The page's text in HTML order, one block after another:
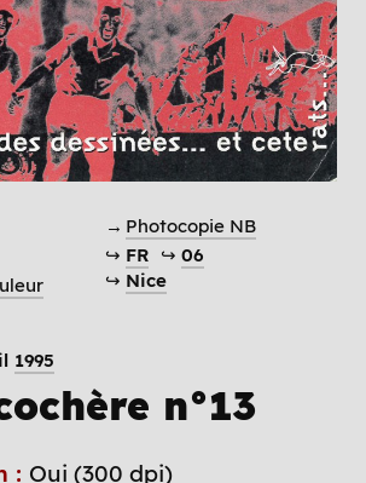
→ Photocopie NB
↪ FR ↪ 06
↪ Nice
1995
n°13
: Oui (300 dpi)